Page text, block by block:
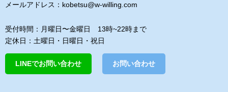
メールアドレス：kobetsu@w-willing.com
受付時間：月曜日〜金曜日 13時~22時まで
定休日：土曜日・日曜日・祝日
LINEでお問い合わせ お問い合わせ